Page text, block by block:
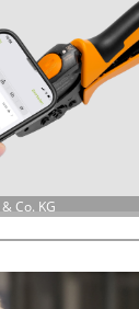
Co. KG